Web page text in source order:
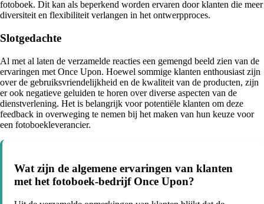
fotoboek. Dit kan als beperkend worden ervaren door klanten die meer
diversiteit en flexibiliteit verlangen in het ontwerpproces.
Slotgedachte
Al met al laten de verzamelde reacties een gemengd beeld zien van de
ervaringen met Once Upon. Hoewel sommige klanten enthousiast zijn
over de gebruiksvriendelijkheid en de kwaliteit van de producten, zijn
er ook negatieve geluiden te horen over diverse aspecten van de
dienstverlening. Het is belangrijk voor potentiële klanten om deze
feedback in overweging te nemen bij het maken van hun keuze voor
een fotoboekleverancier.
Wat zijn de algemene ervaringen van klanten
met het fotoboek-bedrijf Once Upon?